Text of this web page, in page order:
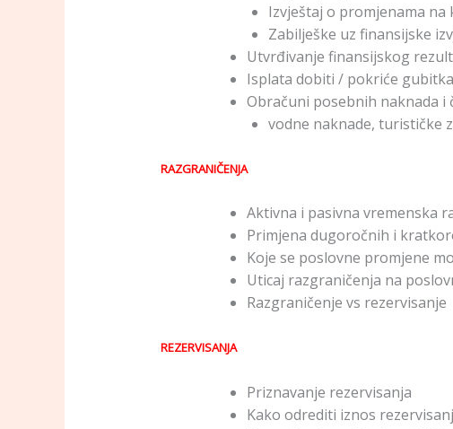
Izvještaj o promjenama na
Zabilješke uz finansijske
Utvrđivanje finansijskog
Isplata dobiti / pokriće gubitka
Obračuni posebnih naknada i
vodne naknade, turističke
RAZGRANIČENJA
Aktivna i pasivna vremenska
Primjena dugoročnih i
Koje se poslovne promjene
Uticaj razgraničenja na
Razgraničenje vs rezervisanje
REZERVISANJA
Priznavanje rezervisanja
Kako odrediti iznos